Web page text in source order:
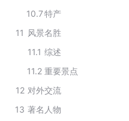
10.7特产
11 风景名胜
11.1 综述
11.2 重要景点
12 对外交流
13 著名人物